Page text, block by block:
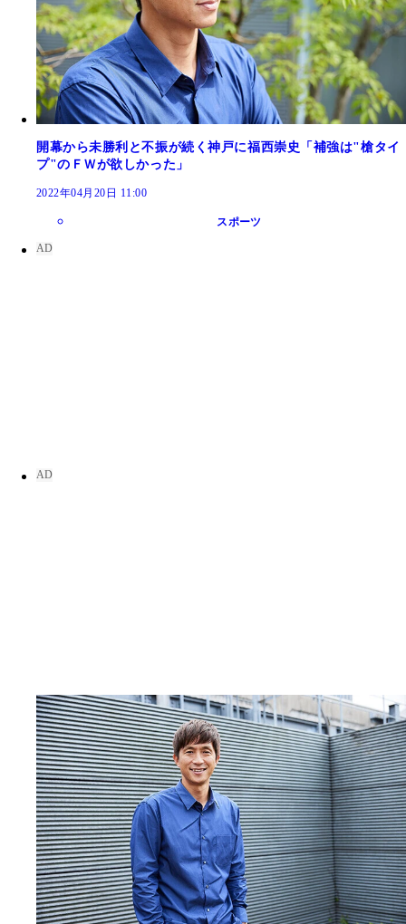
開幕から未勝利と不振が続く神戸に福西崇史「補強は"槍タイ
プ"のＦＷが欲しかった」
2022年04月20日 11:00
スポーツ